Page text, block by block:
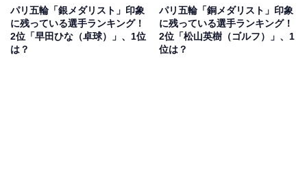
アンケート回答者からは、「男子団体の競技は最後まで
ハラハラして楽しめた」（60代女性／大阪府）、「体操
パリ五輪「銀メダリスト」印象
に残っている選手ランキング！
2位「早田ひな（卓球）」、1位
は？
パリ五輪「銅メダリスト」印象
に残っている選手ランキング！
2位「松山英樹（ゴルフ）」、1
位は？